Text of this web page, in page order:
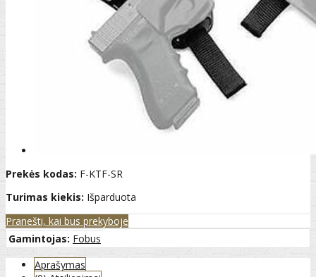
Prekės kodas: F-KTF-SR
Turimas kiekis: Išparduota
Pranešti, kai bus prekyboje
Gamintojas: Fobus
Aprašymas